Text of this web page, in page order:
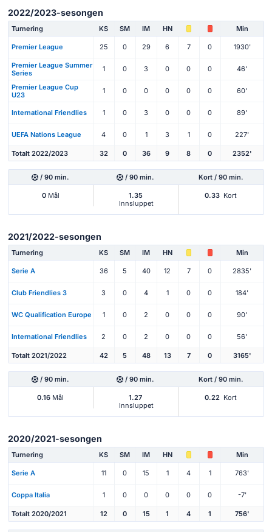
2022/2023-sesongen
Turnering KS SM IM HN Min
Premier League 25 0 29 6 7 0 1930'
Premier League Summer
Series
1 0 3 0 0 0 46'
Premier League Cup
U23
1 0 0 0 0 0 60'
International Friendlies 1 0 3 0 0 0 89'
UEFA Nations League 4 0 1 3 1 0 227'
Totalt 2022/2023 32 0 36 9 8 0 2352'
/ 90 min. / 90 min. Kort / 90 min.
0Mål
1.35
Innsluppet
0.33 Kort
2021/2022-sesongen
Turnering KS SM IM HN Min
Serie A 36 5 40 12 7 0 2835'
Club Friendlies 3 3 0 4 1 0 0 184'
WC Qualification Europe 1 0 2 0 0 0 90'
International Friendlies 2 0 2 0 0 0 56'
Totalt 2021/2022 42 5 48 13 7 0 3165'
/ 90 min. / 90 min. Kort / 90 min.
0.16 Mål
1.27
Innsluppet
0.22 Kort
2020/2021-sesongen
Turnering KS SM IM HN Min
Serie A 11 0 15 1 4 1 763'
Coppa Italia 1 0 0 0 0 0 -7'
Totalt 2020/2021 12 0 15 1 4 1 756'